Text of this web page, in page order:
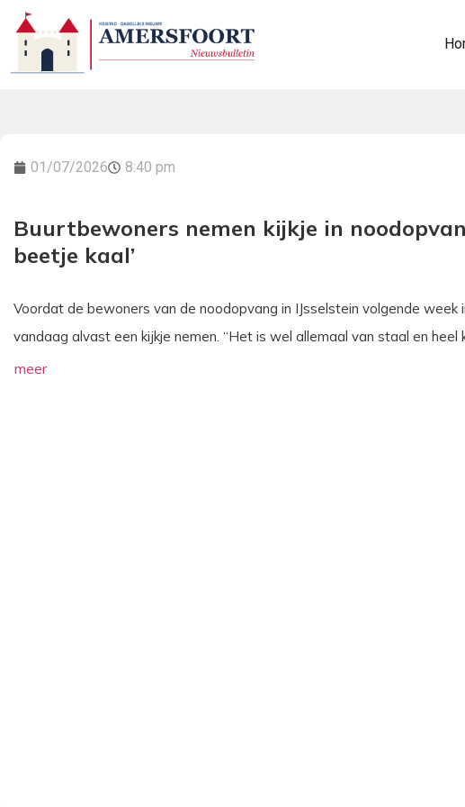
01/07/2026 8:40 pm
Buurtbewoners nemen kijkje in
beetje kaal’
Voordat de bewoners van de noodopvang in IJsselstein volgende week
vandaag alvast een kijkje nemen. “Het is wel allemaal van staal en heel